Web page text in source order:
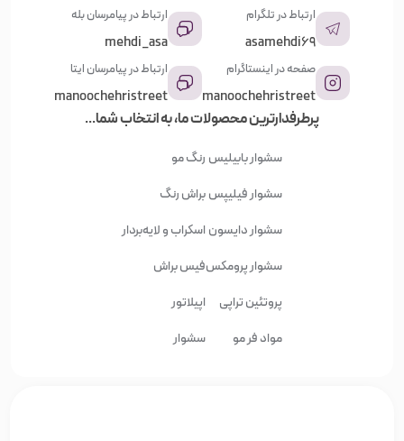
ارتباط در تلگرام
asamehdi69
صفحه در اینستاگرام
manoochehristreet
ارتباط در پیامرسان بله
mehdi_asa
ارتباط در پیامرسان ایتا
manoochehristreet
پرطرفدارترین محصولات ما، به انتخاب شما...
سشوار بابیلیس
سشوار فیلیپس
سشوار دایسون
سشوار پرومکس
پروتئین تراپی
مواد فر مو
رنگ مو
براش رنگ
اسکراب و لایه‌بردار
فیس براش
اپیلاتور
سشوار